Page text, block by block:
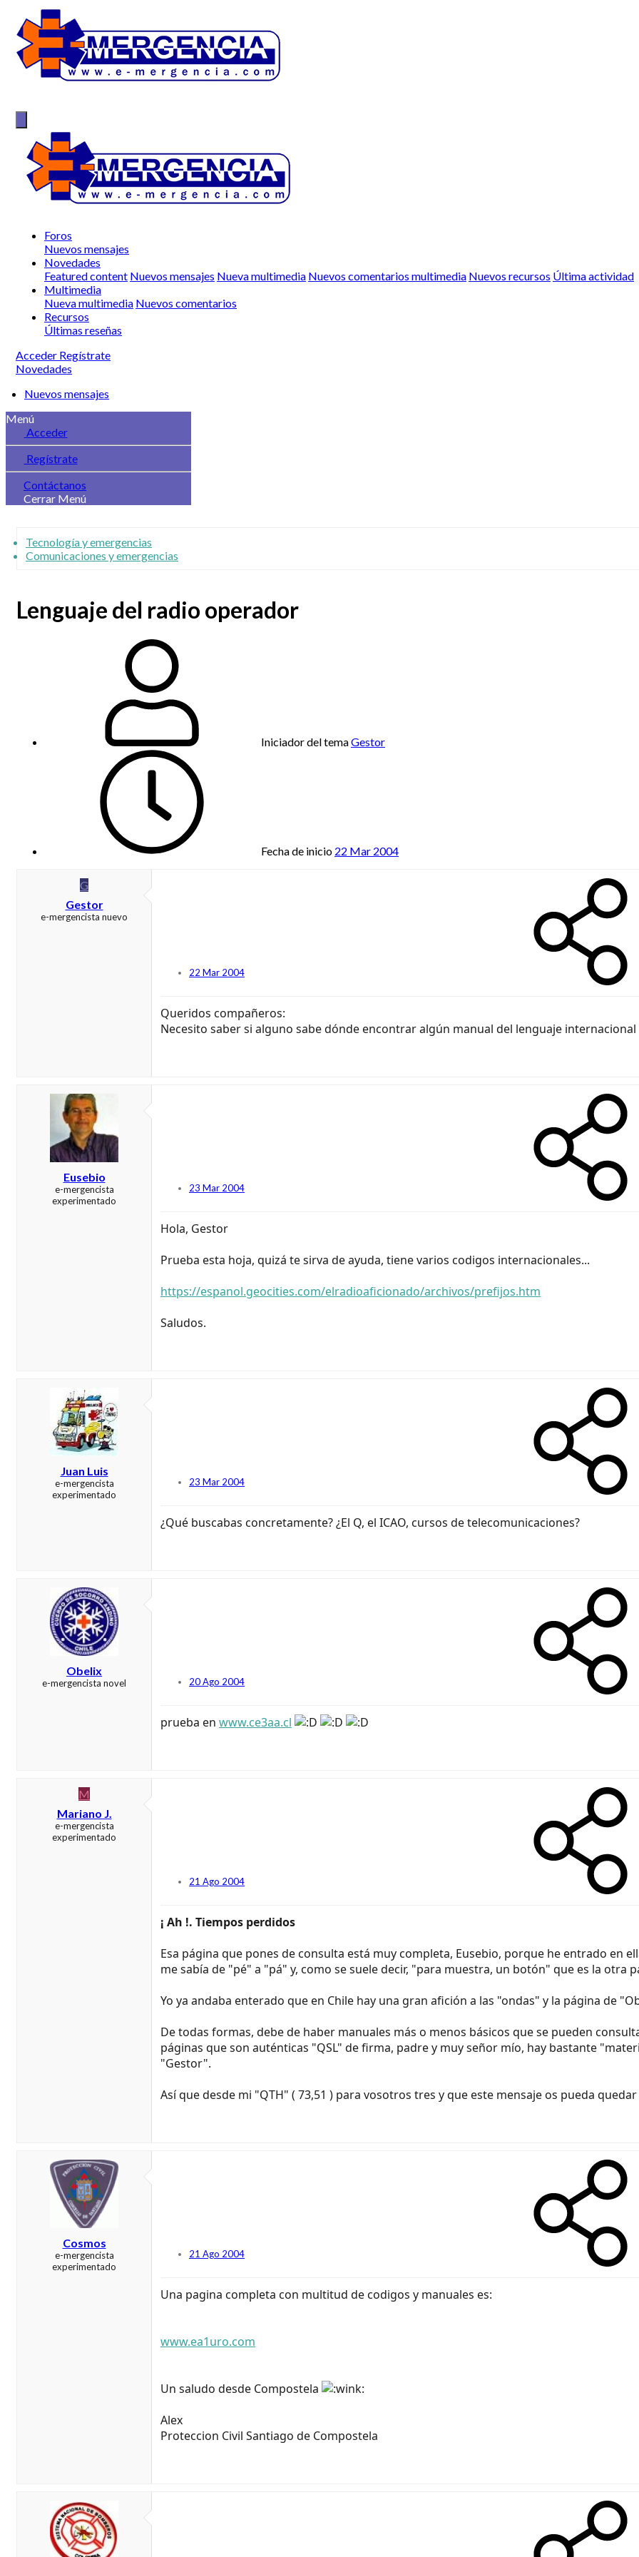
Foros
Nuevos mensajes
Novedades
Featured content Nuevos mensajes Nueva multimedia Nuevos comentarios multimedia Nuevos recursos Última actividad
Multimedia
Nueva multimedia Nuevos comentarios
Recursos
Últimas reseñas
Acceder Regístrate
Novedades
Nuevos mensajes
Menú
Acceder
Regístrate
Contáctanos
Cerrar Menú
Tecnología y emergencias
Comunicaciones y emergencias
Lenguaje del radio operador
Iniciador del temaGestor
Fecha de inicio 22 Mar 2004
G
Gestor
e-mergencista nuevo
22 Mar 2004
Queridos compañeros:
Necesito saber si alguno sabe dónde encontrar algún manual del lenguaje
Eusebio
e-mergencista
experimentado
23 Mar 2004
Hola, Gestor
Prueba esta hoja, quizá te sirva de ayuda, tiene varios codigos internacionales...
https://espanol.geocities.com/elradioaficionado/archivos/prefijos.htm
Saludos.
Juan Luis
e-mergencista
experimentado
23 Mar 2004
¿Qué buscabas concretamente? ¿El Q, el ICAO, cursos de telecomunicaciones?
Obelix
e-mergencista novel 20 Ago 2004
prueba en www.ce3aa.cl
M
Mariano J.
e-mergencista
experimentado
21 Ago 2004
¡ Ah !. Tiempos perdidos
Esa página que pones de consulta está muy completa, Eusebio, porque he entrado en
me sabía de "pé" a "pá" y, como se suele decir, "para muestra, un botón" que es la otra
Yo ya andaba enterado que en Chile hay una gran afición a las "ondas" y la página de
De todas formas, debe de haber manuales más o menos básicos que se pueden
páginas que son auténticas "QSL" de firma, padre y muy señor mío, hay bastante
"Gestor".
Así que desde mi "QTH" ( 73,51 ) para vosotros tres y que este mensaje os pueda quedar
Cosmos
e-mergencista
experimentado
21 Ago 2004
Una pagina completa con multitud de codigos y manuales es:
www.ea1uro.com
Un saludo desde Compostela
Alex
Proteccion Civil Santiago de Compostela